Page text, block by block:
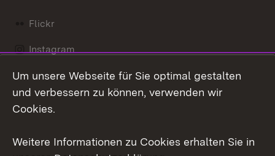
Flickr
Instagram
Social Wall
Um unsere Webseite für Sie optimal gestalten
und verbessern zu können, verwenden wir
Cookies.
Weitere Informationen zu Cookies erhalten Sie in